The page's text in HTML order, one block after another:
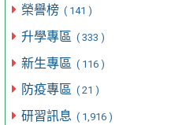
榮譽榜 ( 141 )
升學專區 ( 333 )
新生專區 ( 116 )
防疫專區 ( 21 )
研習訊息 ( 1,916 )